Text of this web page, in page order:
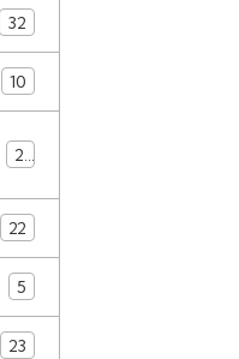
32
10
21
22
5
23